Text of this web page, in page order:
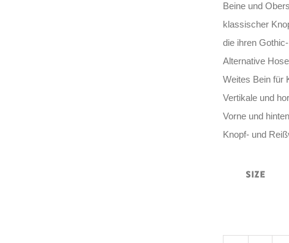
Beine und
klassischer
die ihren
Alternative
Weites Bein für
Vertikale und
Vorne und
Knopf- und
Size